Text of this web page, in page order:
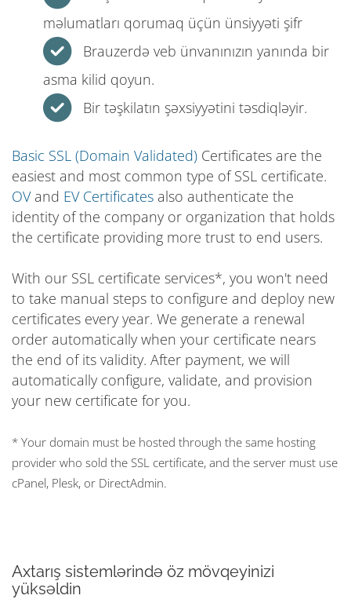
məlumatları qorumaq üçün ünsiyyəti şifr
Brauzerdə veb ünvanınızın yanında bir
asma kilid qoyun.
Bir təşkilatın şəxsiyyətini təsdiqləyir.
Basic SSL (Domain Validated) Certificates are the
easiest and most common type of SSL certificate.
OVand EV Certificates also authenticate the
identity of the company or organization that holds
the certificate providing more trust to end users.
With our SSL certificate services*, you won't need
to take manual steps to configure and deploy new
certificates every year. We generate a renewal
order automatically when your certificate nears
the end of its validity. After payment, we will
automatically configure, validate, and provision
your new certificate for you.
* Your domain must be hosted through the same hosting
provider who sold the SSL certificate, and the server must use
cPanel, Plesk, or DirectAdmin.
Axtarış sistemlərində öz mövqeyinizi
yüksəldin